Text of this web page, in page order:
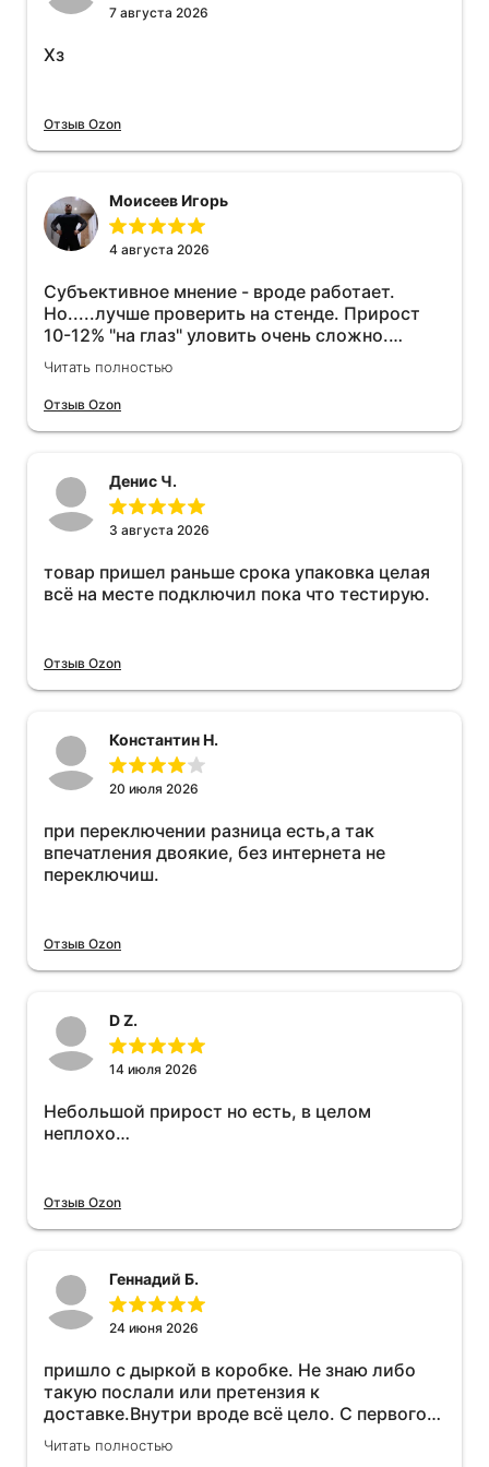
7 августа 2026
Хз
Отзыв Ozon
Моисеев Игорь
4 августа 2026
Субъективное мнение - вроде работает.
Но.....лучше проверить на стенде. Прирост
10-12% "на глаз" уловить очень сложно.
Покатаюсь, потом отключу и посмотрю, что
будет 😁.
Читать полностью
Отзыв Ozon
Денис Ч.
3 августа 2026
товар пришел раньше срока упаковка целая
всё на месте подключил пока что тестирую.
Отзыв Ozon
Константин Н.
20 июля 2026
при переключении разница есть,а так
впечатления двоякие, без интернета не
переключиш.
Отзыв Ozon
D Z.
14 июля 2026
Небольшой прирост но есть, в целом
неплохо…
Отзыв Ozon
Геннадий Б.
24 июня 2026
пришло с дыркой в коробке. Не знаю либо
такую послали или претензия к
доставке.Внутри вроде всё цело. С первого
раза установить не получается не знаю
может интернет дурит. Четыре звёзды за
Читать полностью